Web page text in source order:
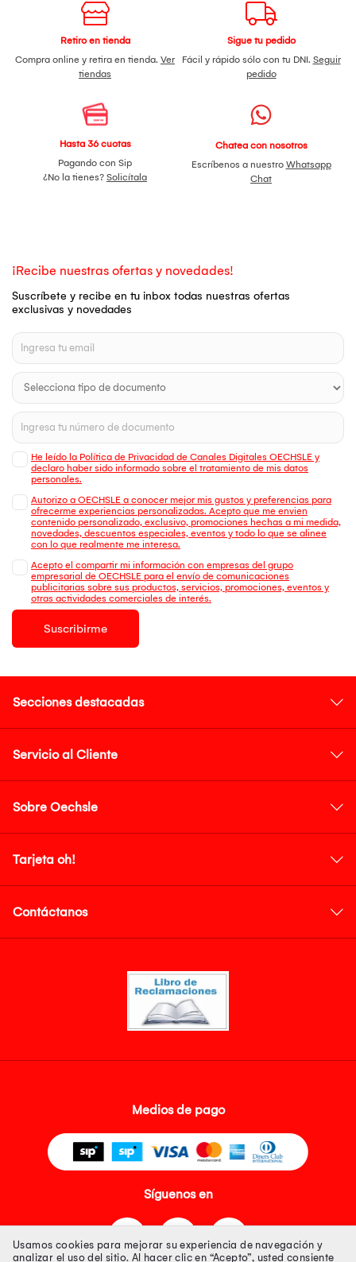
Retiro en tienda
Compra online y retira en tienda. Ver
tiendas
Sigue tu pedido
Fácil y rápido sólo con tu DNI. Seguir
pedido
Hasta 36 cuotas
Pagando con Sip
¿No la tienes? Solicítala
Chatea con nosotros
Escríbenos a nuestro Whatsapp
Chat
¡Recibe nuestras ofertas y novedades!
Suscríbete y recibe en tu inbox todas nuestras ofertas
exclusivas y novedades
He leído la Política de Privacidad de Canales Digitales OECHSLE y
declaro haber sido informado sobre el tratamiento de mis datos
personales.
Autorizo a OECHSLE a conocer mejor mis gustos y preferencias para
ofrecerme experiencias personalizadas. Acepto que me envien
contenido personalizado, exclusivo, promociones hechas a mi medida,
novedades, descuentos especiales, eventos y todo lo que se alinee
con lo que realmente me interesa.
Acepto el compartir mi información con empresas del grupo
empresarial de OECHSLE para el envío de comunicaciones
publicitarias sobre sus productos, servicios, promociones, eventos y
otras actividades comerciales de interés.
Suscribirme
Secciones destacadas
Servicio al Cliente
Sobre Oechsle
Tarjeta oh!
Contáctanos
Medios de pago
Síguenos en
Usamos cookies para mejorar su experiencia de navegación y
analizar el uso del sitio. Al hacer clic en “Acepto”, usted consiente